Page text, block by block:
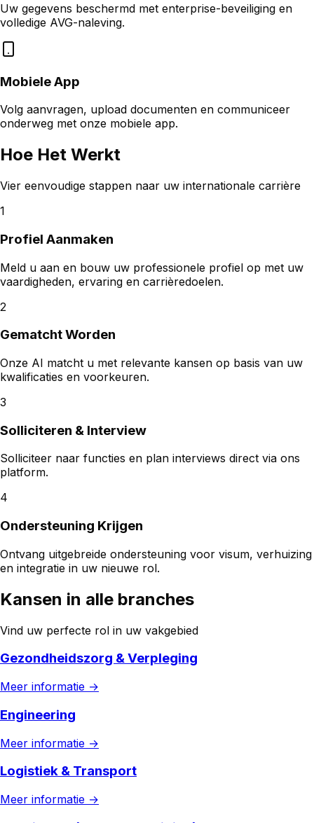
Uw gegevens beschermd met enterprise-beveiliging en
volledige AVG-naleving.
Mobiele App
Volg aanvragen, upload documenten en communiceer
onderweg met onze mobiele app.
Hoe Het Werkt
Vier eenvoudige stappen naar uw internationale carrière
1
Profiel Aanmaken
Meld u aan en bouw uw professionele profiel op met uw
vaardigheden, ervaring en carrièredoelen.
2
Gematcht Worden
Onze AI matcht u met relevante kansen op basis van uw
kwalificaties en voorkeuren.
3
Solliciteren & Interview
Solliciteer naar functies en plan interviews direct via ons
platform.
4
Ondersteuning Krijgen
Ontvang uitgebreide ondersteuning voor visum, verhuizing
en integratie in uw nieuwe rol.
Kansen in alle branches
Vind uw perfecte rol in uw vakgebied
Gezondheidszorg & Verpleging
Meer informatie →
Engineering
Meer informatie →
Logistiek & Transport
Meer informatie →